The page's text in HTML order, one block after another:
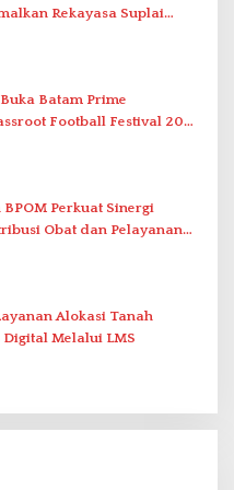
Rekayasa Suplai
Batam Prime
Football Festival 2026
Abdul Jamal
BPOM Perkuat Sinergi
Obat dan Pelayanan
Alokasi Tanah
Digital Melalui LMS